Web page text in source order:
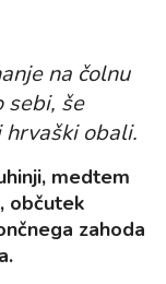
na čolnu
sebi, še
obali.
medtem
občutek
zahoda